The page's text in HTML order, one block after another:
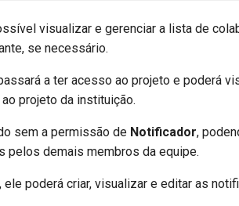
visualizar e gerenciar a lista de
se necessário.
a ter acesso ao projeto e poderá
projeto da instituição.
sem a permissão de Notificador,
demais membros da equipe.
poderá criar, visualizar e editar as